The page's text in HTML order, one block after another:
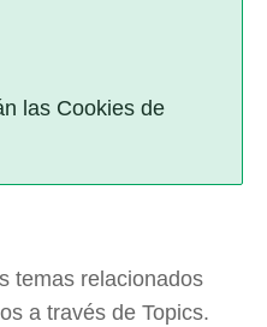
las Cookies de
temas relacionados
a través de Topics.